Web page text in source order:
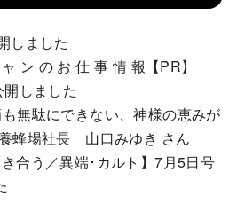
しました
ン の お 仕 事 情 報【PR】
しました
無駄にできない、神様の恵みが
蜂場社長 山口みゆき さん
き合う／異端･カルト】7月5日号